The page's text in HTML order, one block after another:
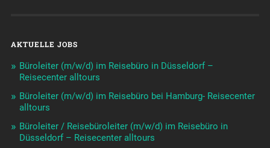
AKTUELLE JOBS
Büroleiter (m/w/d) im Reisebüro in Düsseldorf –
Reisecenter alltours
Büroleiter (m/w/d) im Reisebüro bei Hamburg- Reisecenter
alltours
Büroleiter / Reisebüroleiter (m/w/d) im Reisebüro in
Düsseldorf – Reisecenter alltours